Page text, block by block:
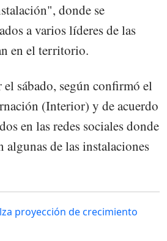
donde se
a varios líderes de las
en el territorio.
sábado, según confirmó el
(Interior) y de acuerdo
en las redes sociales donde
algunas de las instalaciones
proyección de crecimiento